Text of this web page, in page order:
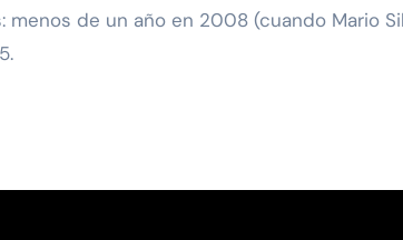
de un año en 2008 (cuando Mario